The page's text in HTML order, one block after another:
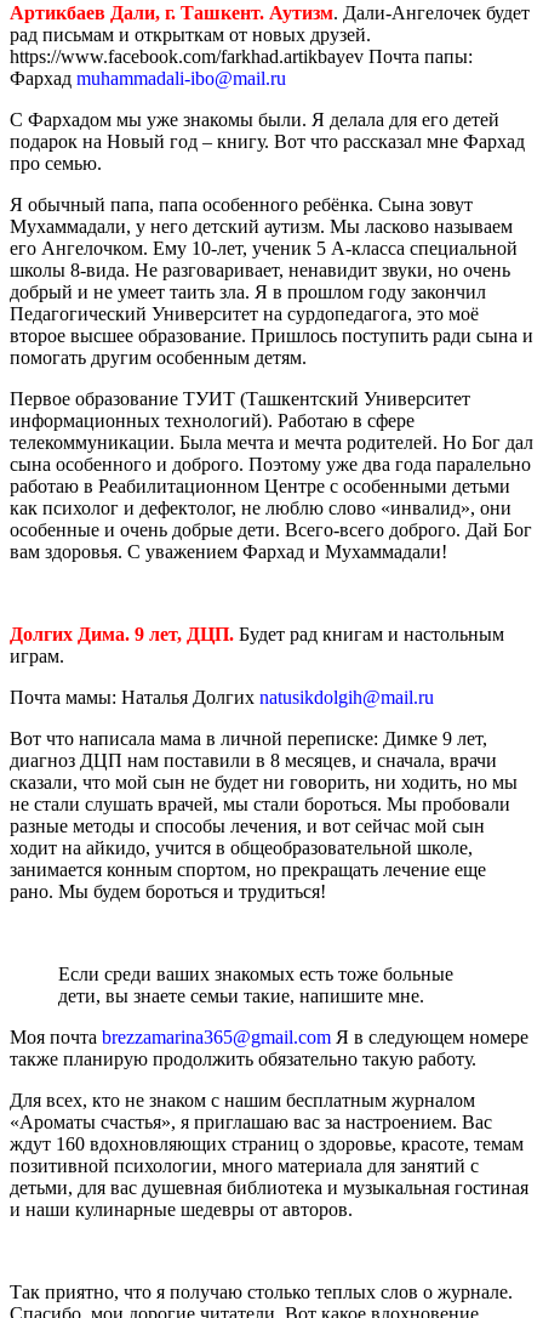
Артикбаев Дали, г. Ташкент. Аутизм. Дали-Ангелочек будет
рад письмам и открыткам от новых друзей.
https://www.facebook.com/farkhad.artikbayev Почта папы:
Фархад muhammadali-ibo@mail.ru
С Фархадом мы уже знакомы были. Я делала для его детей
подарок на Новый год – книгу. Вот что рассказал мне Фархад
про семью.
Я обычный папа, папа особенного ребёнка. Сына зовут
Мухаммадали, у него детский аутизм. Мы ласково называем
его Ангелочком. Ему 10-лет, ученик 5 А-класса специальной
школы 8-вида. Не разговаривает, ненавидит звуки, но очень
добрый и не умеет таить зла. Я в прошлом году закончил
Педагогический Университет на сурдопедагога, это моё
второе высшее образование. Пришлось поступить ради сына и
помогать другим особенным детям.
Первое образование ТУИТ (Ташкентский Университет
информационных технологий). Работаю в сфере
телекоммуникации. Была мечта и мечта родителей. Но Бог дал
сына особенного и доброго. Поэтому уже два года паралельно
работаю в Реабилитационном Центре с особенными детьми
как психолог и дефектолог, не люблю слово «инвалид», они
особенные и очень добрые дети. Всего-всего доброго. Дай Бог
вам здоровья. С уважением Фархад и Мухаммадали!
Долгих Дима. 9 лет, ДЦП. Будет рад книгам и настольным
играм.
Почта мамы: Наталья Долгих natusikdolgih@mail.ru
Вот что написала мама в личной переписке: Димке 9 лет,
диагноз ДЦП нам поставили в 8 месяцев, и сначала, врачи
сказали, что мой сын не будет ни говорить, ни ходить, но мы
не стали слушать врачей, мы стали бороться. Мы пробовали
разные методы и способы лечения, и вот сейчас мой сын
ходит на айкидо, учится в общеобразовательной школе,
занимается конным спортом, но прекращать лечение еще
рано. Мы будем бороться и трудиться!
Если среди ваших знакомых есть тоже больные
дети, вы знаете семьи такие, напишите мне.
Моя почта brezzamarina365@gmail.com Я в следующем номере
также планирую продолжить обязательно такую работу.
Для всех, кто не знаком с нашим бесплатным журналом
«Ароматы счастья», я приглашаю вас за настроением. Вас
ждут 160 вдохновляющих страниц о здоровье, красоте, темам
позитивной психологии, много материала для занятий с
детьми, для вас душевная библиотека и музыкальная гостиная
и наши кулинарные шедевры от авторов.
Так приятно, что я получаю столько теплых слов о журнале.
Спасибо, мои дорогие читатели. Вот какое вдохновение